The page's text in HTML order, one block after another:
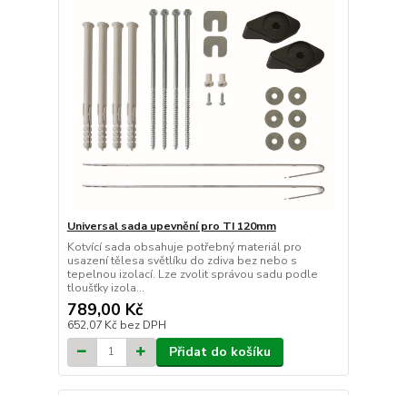
Universal sada upevnění pro TI 120mm
Kotvící sada obsahuje potřebný materiál pro
usazení tělesa světlíku do zdiva bez nebo s
tepelnou izolací. Lze zvolit správou sadu podle
tloušťky izola...
789,00 Kč
652,07 Kč bez DPH
Přidat do košíku